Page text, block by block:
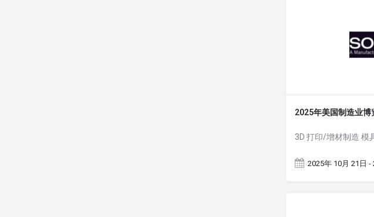
2025年美国制造业博
3D 打印/增材制造 模
2025年 10月 21日 -